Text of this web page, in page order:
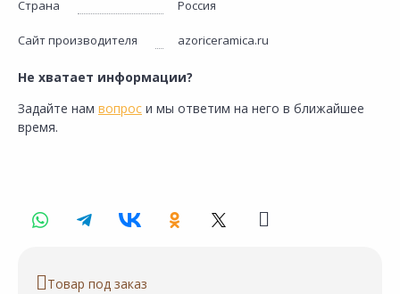
Страна Россия
Сайт производителя azoriceramica.ru
Не хватает информации?
Задайте нам вопрос и мы ответим на него в ближайшее
время.
Товар под заказ